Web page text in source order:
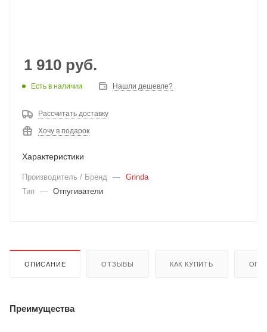
1 910 руб.
Есть в наличии Нашли дешевле?
Рассчитать доставку
Хочу в подарок
Характеристики
Производитель / Бренд — Grinda
Тип
— Отпугиватели
ОПИСАНИЕ ОТЗЫВЫ КАК КУПИТЬ
Преимущества